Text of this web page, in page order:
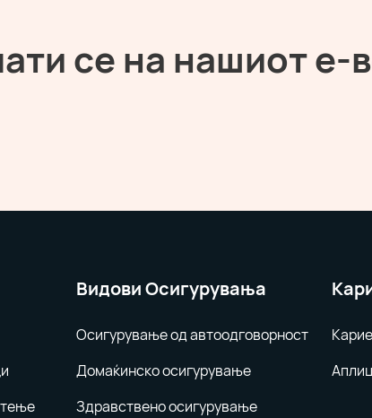
се на нашиот е-
Видови Осигурувања
Осигурување од автоодговорност
Домаќинско осигурување
Здравствено осигурување